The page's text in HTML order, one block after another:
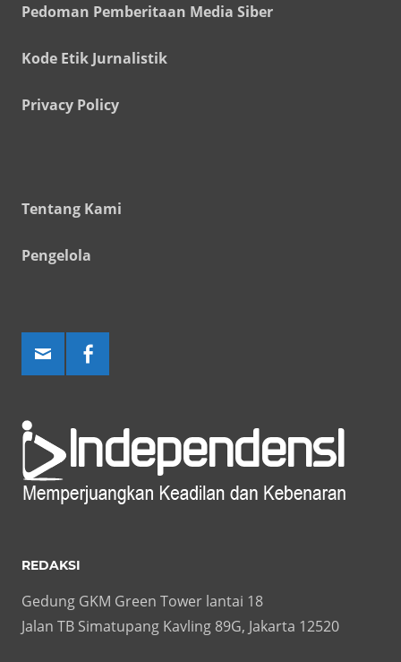
Pedoman Pemberitaan Media Siber
Kode Etik Jurnalistik
Privacy Policy
Tentang Kami
Pengelola
REDAKSI
Gedung GKM Green Tower lantai 18
Jalan TB Simatupang Kavling 89G, Jakarta 12520